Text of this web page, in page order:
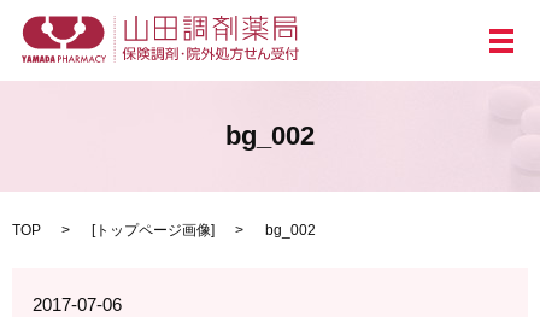
メ
bg_002
TOP [トップページ画像] bg_002
2017-07-06